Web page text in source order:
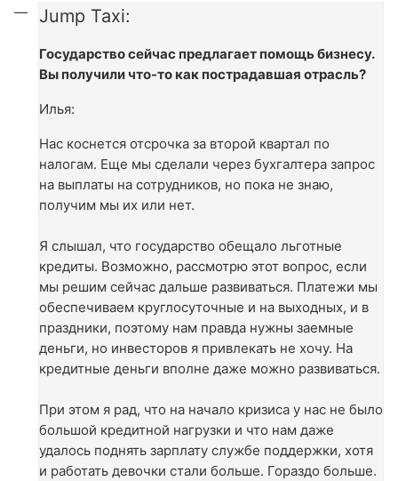
Jump Taxi:
Государство сейчас предлагает помощь бизнесу.
Вы получили что-то как пострадавшая отрасль?
Илья:
Нас коснется отсрочка за второй квартал по
налогам. Еще мы сделали через бухгалтера запрос
на выплаты на сотрудников, но пока не знаю,
получим мы их или нет.
Я слышал, что государство обещало льготные
кредиты. Возможно, рассмотрю этот вопрос, если
мы решим сейчас дальше развиваться. Платежи мы
обеспечиваем круглосуточные и на выходных, и в
праздники, поэтому нам правда нужны заемные
деньги, но инвесторов я привлекать не хочу. На
кредитные деньги вполне даже можно развиваться.
При этом я рад, что на начало кризиса у нас не было
большой кредитной нагрузки и что нам даже
удалось поднять зарплату службе поддержки, хотя
и работать девочки стали больше. Гораздо больше.